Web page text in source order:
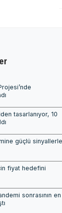
tasarlanıyor, 10
güçlü sinyallerle
fiyat hedefini
sonrasının en